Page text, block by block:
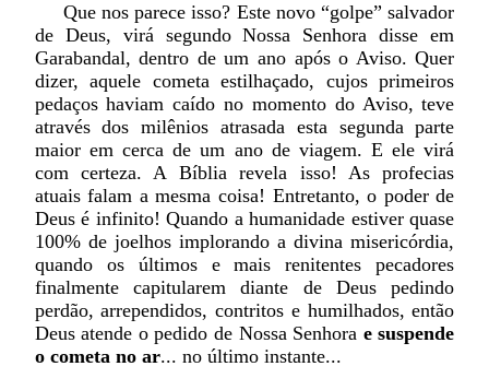
Que nos parece isso? Este novo “golpe” salvador
de Deus, virá segundo Nossa Senhora disse em
Garabandal, dentro de um ano após o Aviso. Quer
dizer, aquele cometa estilhaçado, cujos primeiros
pedaços haviam caído no momento do Aviso, teve
através dos milênios atrasada esta segunda parte
maior em cerca de um ano de viagem. E ele virá
com certeza. A Bíblia revela isso! As profecias
atuais falam a mesma coisa! Entretanto, o poder de
Deus é infinito! Quando a humanidade estiver quase
100% de joelhos implorando a divina misericórdia,
quando os últimos e mais renitentes pecadores
finalmente capitularem diante de Deus pedindo
perdão, arrependidos, contritos e humilhados, então
Deus atende o pedido de Nossa Senhora e suspende
o cometa no ar... no último instante...